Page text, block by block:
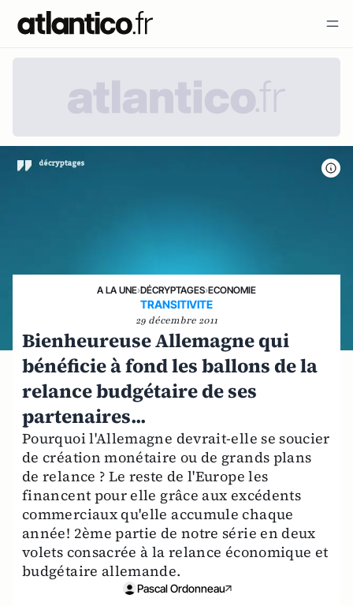
A LA UNE›DÉCRYPTAGES›ECONOMIE
TRANSITIVITE
29 décembre 2011
Bienheureuse Allemagne qui
bénéficie à fond les ballons de la
relance budgétaire de ses
partenaires...
Pourquoi l'Allemagne devrait-elle se soucier
de création monétaire ou de grands plans
de relance ? Le reste de l'Europe les
financent pour elle grâce aux excédents
commerciaux qu'elle accumule chaque
année! 2ème partie de notre série en deux
volets consacrée à la relance économique et
budgétaire allemande.
Pascal Ordonneau